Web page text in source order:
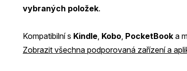
vybraných položek.
Kompatibilní s Kindle Kobo PocketBook a
Zobrazit všechna podporovaná zařízení a